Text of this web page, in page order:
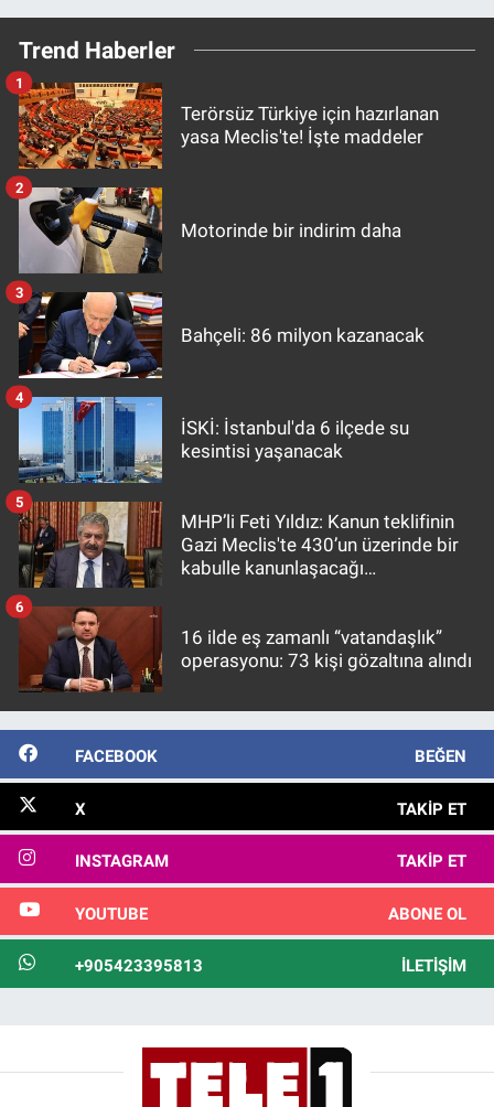
Trend Haberler
Terörsüz Türkiye için hazırlanan
yasa Meclis'te! İşte maddeler
1
Motorinde bir indirim daha
2
Bahçeli: 86 milyon kazanacak
3
İSKİ: İstanbul'da 6 ilçede su
kesintisi yaşanacak
4
MHP’li Feti Yıldız: Kanun teklifinin
Gazi Meclis'te 430’un üzerinde bir
kabulle kanunlaşacağı
5
16 ilde eş zamanlı “vatandaşlık”
operasyonu: 73 kişi gözaltına alındı
6
FACEBOOK BEĞEN
X TAKIP ET
INSTAGRAM TAKIP ET
YOUTUBE ABONE OL
+905423395813 İLETIŞIM